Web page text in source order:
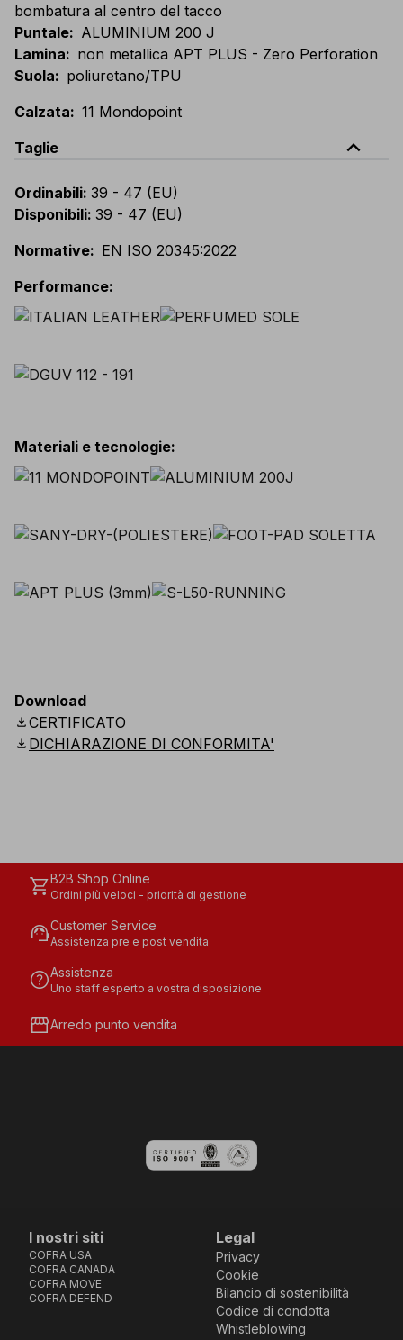
bombatura al centro del tacco
Puntale: ALUMINIUM 200 J
Lamina: non metallica APT PLUS - Zero Perforation
Suola: poliuretano/TPU
Calzata: 11 Mondopoint
Taglie
expand_less
Ordinabili: 39 - 47 (EU)
Disponibili: 39 - 47 (EU)
Normative: EN ISO 20345:2022
Performance:
Materiali e tecnologie:
Download
downloadCERTIFICATO
download DICHIARAZIONE DI CONFORMITA'
shopping_cartB2B Shop Online
Ordini più veloci - priorità di gestione
support_agentCustomer Service
Assistenza pre e post vendita
helpAssistenza
Uno staff esperto a vostra disposizione
storefrontArredo punto vendita
I nostri siti
COFRA USA
COFRA CANADA
COFRA MOVE
COFRA DEFEND
Legal
Privacy
Cookie
Bilancio di sostenibilità
Codice di condotta
Whistleblowing